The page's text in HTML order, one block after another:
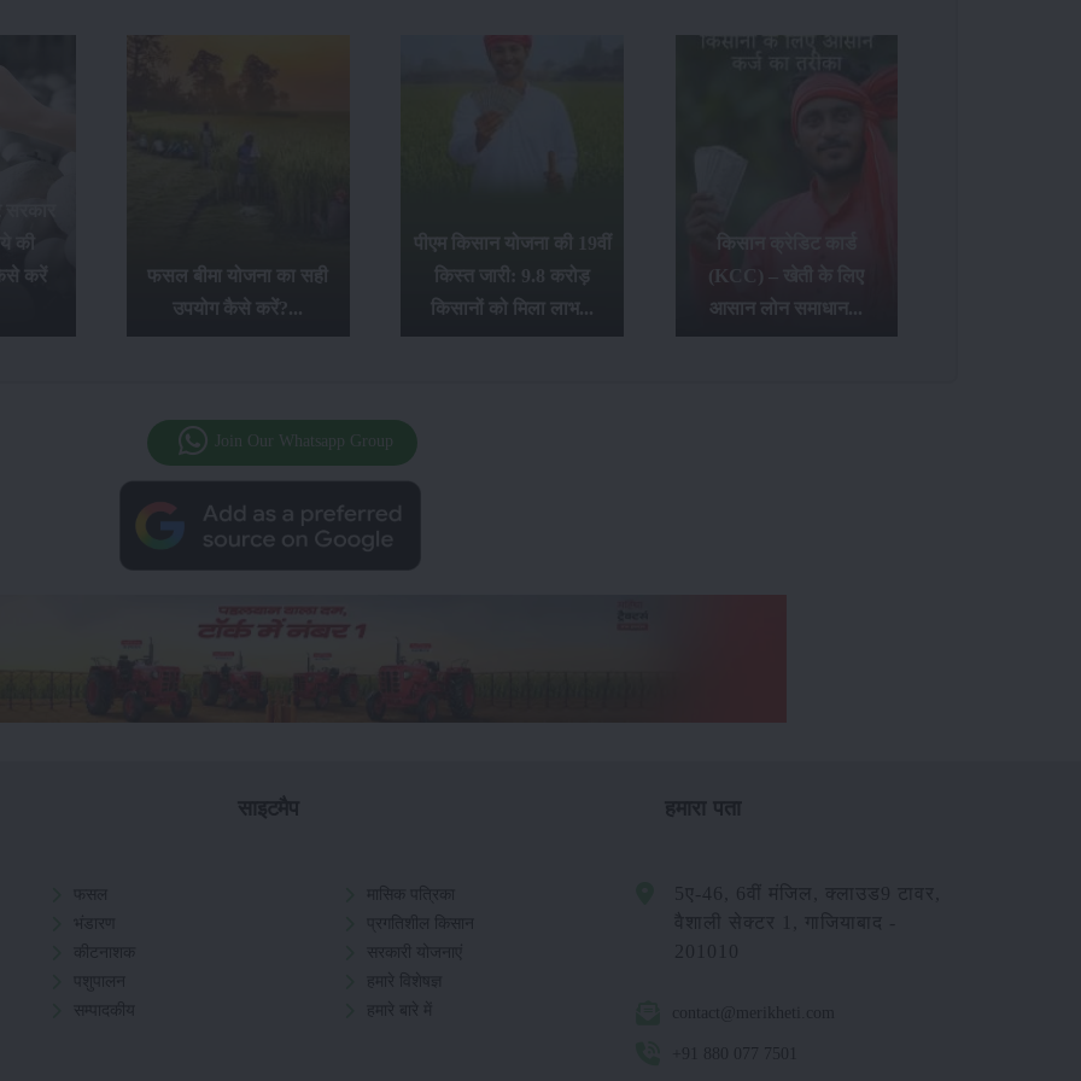
की
करें
फसल बीमा योजना का सही
उपयोग कैसे करें?...
पीएम किसान योजना की 19वीं
किस्त जारी: 9.8 करोड़
किसानों को मिला लाभ...
किसान क्रेडिट कार्ड
(KCC) – खेती के लिए
आसान लोन समाधान...
Join Our Whatsapp Group